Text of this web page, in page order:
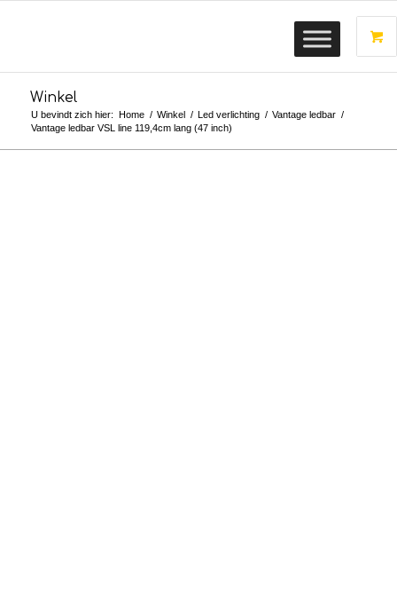
Winkel
U bevindt zich hier: Home / Winkel / Led verlichting / Vantage ledbar /
Vantage ledbar VSL line 119,4cm lang (47 inch)